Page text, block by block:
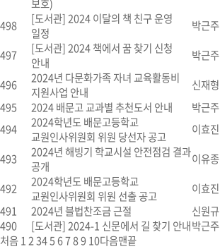
보호)
498
[도서관] 2024 이달의 책 친구 운영
일정
박근주
497
[도서관] 2024 책에서 꿈 찾기 신청
안내
박근주
496
2024년 다문화가족 자녀 교육활동비
지원사업 안내
신재형
495
2024 배문고 교과별 추천도서 안내 박근주
494
2024학년도 배문고등학교
교원인사위원회 위원 당선자 공고
이효진
493
2024년 해빙기 학교시설 안전점검 결과
공개
이유종
492
2024학년도 배문고등학교
교원인사위원회 위원 선출 공고
이효진
491
2024년 블법찬조금 근절 신원규
490
[도서관] 2024-1 신문에서 길 찾기 안내박근주
처음12345678910다음맨끝